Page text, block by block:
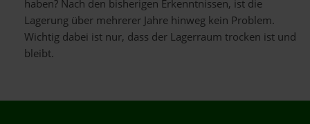
haben? Nach den bisherigen Erkenntnissen, ist die
Lagerung über mehrerer Jahre hinweg kein Problem.
Wichtig dabei ist nur, dass der Lagerraum trocken ist und
bleibt.